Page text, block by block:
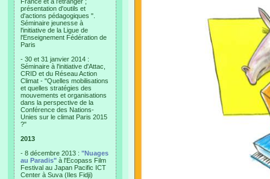
présentation d'outils et
d'actions pédagogiques ".
Séminaire jeunesse à
l'initiative de la Ligue de
l'Enseignement Fédération de
Paris
- 30 et 31 janvier 2014 :
Séminaire à l'initiative d'Attac,
CRID et du Réseau Action
Climat - "Quelles mobilisations
et quelles stratégies des
mouvements et organisations
dans la perspective de la
Conférence des Nations-
Unies sur le climat Paris 2015
?"
2013
- 8 décembre 2013 : "Nuages
au Paradis" à l'Ecopass Film
Festival au Japan Pacific ICT
Center à Suva (Iles Fidji)